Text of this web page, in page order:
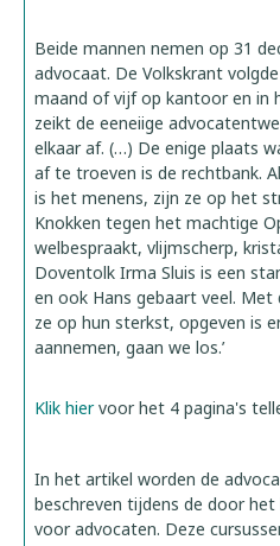
Beide mannen nemen op 31
advocaat. De Volkskrant
maand of vijf op kantoor en in
zeikt de eeneiige
elkaar af. (…) De enige plaats
af te troeven is de rechtbank.
is het menens, zijn ze op het
Knokken tegen het machtige
welbespraakt, vlijmscherp,
Doventolk Irma Sluis is een
en ook Hans gebaart veel.
ze op hun sterkst, opgeven is
aannemen, gaan we los.’
Klik hiervoor het 4 pagina's
In het artikel worden de
beschreven tijdens de door
voor advocaten. Deze